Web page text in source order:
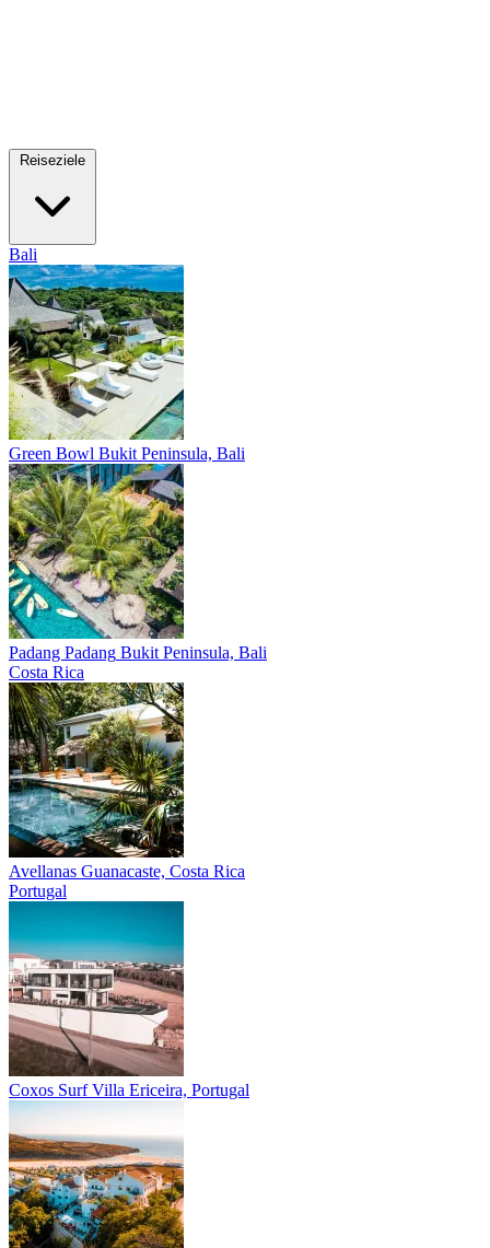
Bali
Green Bowl Bukit Peninsula, Bali
Padang Padang Bukit Peninsula, Bali
Costa Rica
Avellanas Guanacaste, Costa Rica
Portugal
Coxos Surf Villa Ericeira, Portugal